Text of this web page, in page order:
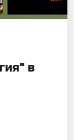
в